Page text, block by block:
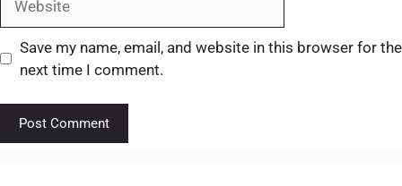
Save my name, email, and website in this browser for the
next time I comment.